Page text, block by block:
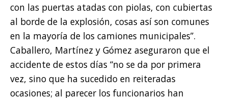
con las puertas atadas con piolas, con cubiertas
al borde de la explosión, cosas así son comunes
en la mayoría de los camiones municipales”.
Caballero, Martínez y Gómez aseguraron que el
accidente de estos días “no se da por primera
vez, sino que ha sucedido en reiteradas
ocasiones; al parecer los funcionarios han